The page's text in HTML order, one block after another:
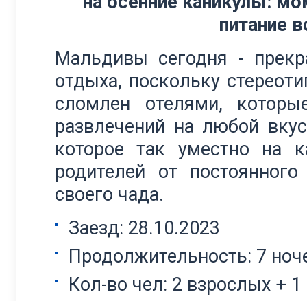
питание
Мальдивы сегодня -
отдыха, поскольку
сломлен отелями,
развлечений на любой
которое так уместно на
родителей от
своего чада.
Заезд: 28.10.2023
Продолжительность: 7
Кол-во чел: 2 взрослых + 1